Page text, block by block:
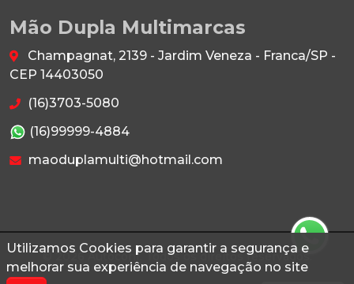
Utilizamos Cookies para garantir a segurança e
melhorar sua experiência de navegação no site
Mão Dupla Multimarcas
Champagnat, 2139 - Jardim Veneza - Franca/SP -
CEP 14403050
(16)3703-5080
(16)99999-4884
maoduplamulti@hotmail.com
© 2026 Autoconf. Todos os direitos reservados.